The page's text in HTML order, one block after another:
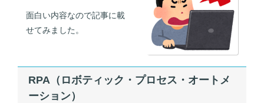
面白い内容なので記事に載
せてみました。
RPA （ ロボティック・プロセス・オートメ
ーション）